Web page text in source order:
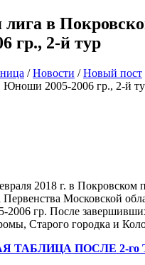
лига в
гр., 2-й тур
/Новости /Новый пост
Юноши 2005-2006 гр., 2-й
2018 г. в Покровском
Первенства Московской
гр. После
Старого городка и
ТАБЛИЦА ПОСЛЕ 2-го